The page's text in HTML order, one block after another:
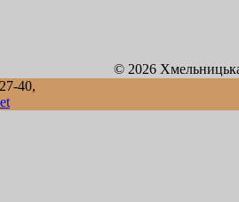
© 2026
40,